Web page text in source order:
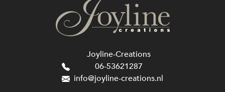
Joyline-Creations
06-53621287
info@joyline-creations.nl